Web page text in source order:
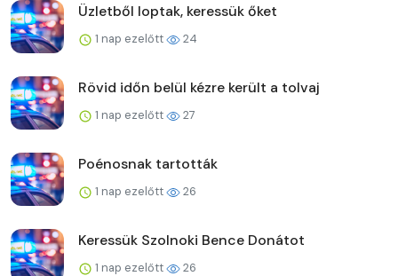
Üzletből loptak, keressük őket
1 nap ezelőtt 24
Rövid időn belül kézre került a tolvaj
1 nap ezelőtt 27
Poénosnak tartották
1 nap ezelőtt 26
Keressük Szolnoki Bence Donátot
1 nap ezelőtt 26